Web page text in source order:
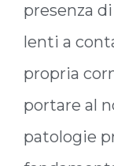
presenza
lenti a
propria
portare al
patologie